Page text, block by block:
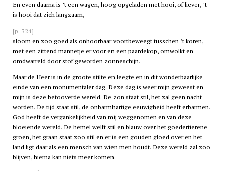
En even daarna is ’t een wagen, hoog opgeladen met hooi, of liever, ’t
is hooi dat zich langzaam,
[p. 324]
sloom en zoo goed als onhoorbaar voortbeweegt tusschen ’t koren,
met een zittend mannetje er voor en een paardekop, omwolkt en
omdwarreld door stof geworden zonneschijn.
Maar de Heer is in de groote stilte en leegte en in dit wonderbaarlijke
einde van een monumentaler dag. Deze dag is weer mijn geweest en
mijn is deze betooverde wereld. De zon staat stil, het zal geen nacht
worden. De tijd staat stil, de onbarmhartige eeuwigheid heeft erbarmen.
God heeft de vergankelijkheid van mij weggenomen en van deze
bloeiende wereld. De hemel welft stil en blauw over het goedertierene
groen, het graan staat zoo stil en er is een gouden gloed over en het
land ligt daar als een mensch van wien men houdt. Deze wereld zal zoo
blijven, hierna kan niets meer komen.